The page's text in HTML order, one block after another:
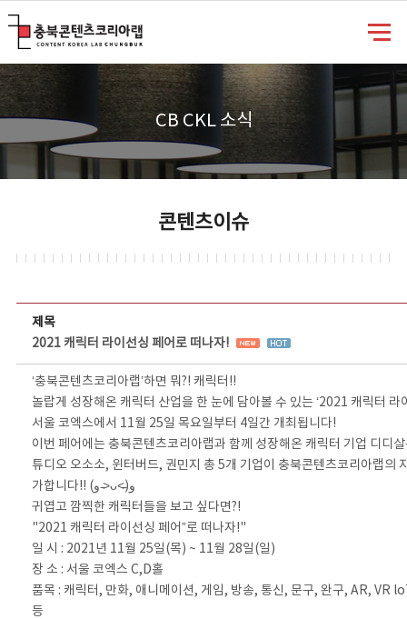
CB CKL 소식
콘텐츠이슈
제목
2021 캐릭터 라이선싱 페어로 떠나자!
‘충북콘텐츠코리아랩’하면 뭐?! 캐릭터!!
놀랍게 성장해온 캐릭터 산업을 한 눈에 담아볼 수 있는 ‘2021 캐릭터 라
서울 코엑스에서 11월 25일 목요일부터 4일간 개최됩니다!
이번 페어에는 충북콘텐츠코리아랩과 함께 성장해온 캐릭터 기업 디디
튜디오 오소소, 윈터버드, 권민지 총 5개 기업이 충북콘텐츠코리아랩의
가합니다!! (و ˃̵ᴗ˂̵)و
귀엽고 깜찍한 캐릭터들을 보고 싶다면?!
"2021 캐릭터 라이선싱 페어”로 떠나자!"
일 시 : 2021년 11월 25일(목) ~ 11월 28일(일)
장 소 : 서울 코엑스 C,D홀
품목 : 캐릭터, 만화, 애니메이션, 게임, 방송, 통신, 문구, 완구, AR, VR
등